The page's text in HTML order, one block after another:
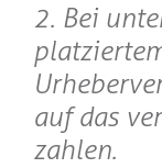
2. Bei
auf das
zahlen.